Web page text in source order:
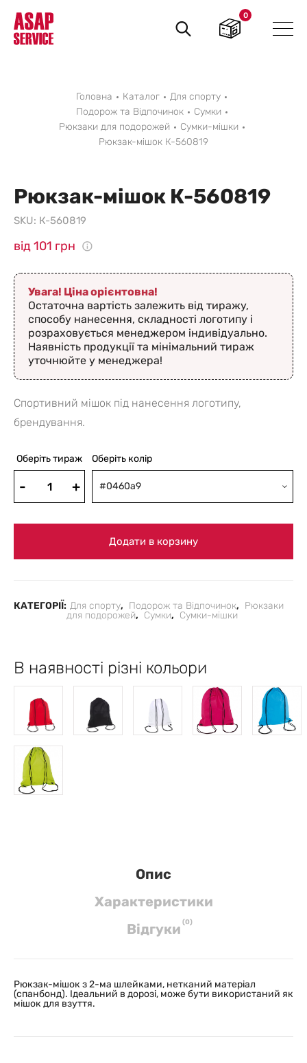
Пошук
товарів
0
Головна Каталог
Для спорту
Подорож та Відпочинок
Сумки
Рюкзаки для подорожей
Сумки-мішки
Рюкзак-мішок К-560819
Рюкзак-мішок К-560819
SKU: К-560819
від 101 грн
Увага! Ціна орієнтовна!
Остаточна вартість залежить від тиражу,
способу нанесення, складності логотипу і
розраховується менеджером індивідуально.
Наявність продукції та мінімальний тираж
уточнюйте у менеджера!
Спортивний мішок під нанесення логотипу,
брендування.
Оберіть тираж Оберіть колір
#0460a9
Додати в корзину
КАТЕГОРІЇ: Для спорту, Подорож та Відпочинок, Рюкзаки
для подорожей, Сумки, Сумки-мішки
В наявності різні кольори
Опис
Характеристики
Вiдгуки (0)
Рюкзак-мішок з 2-ма шлейками, нетканий матеріал
(спанбонд). Ідеальний в дорозі, може бути використаний як
мішок для взуття.